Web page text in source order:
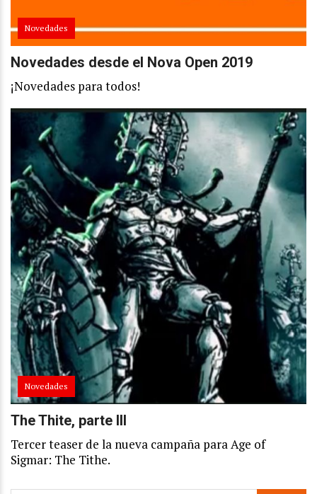
Novedades
Novedades desde el Nova Open 2019
¡Novedades para todos!
Novedades
The Thite, parte III
Tercer teaser de la nueva campaña para Age of
Sigmar: The Tithe.